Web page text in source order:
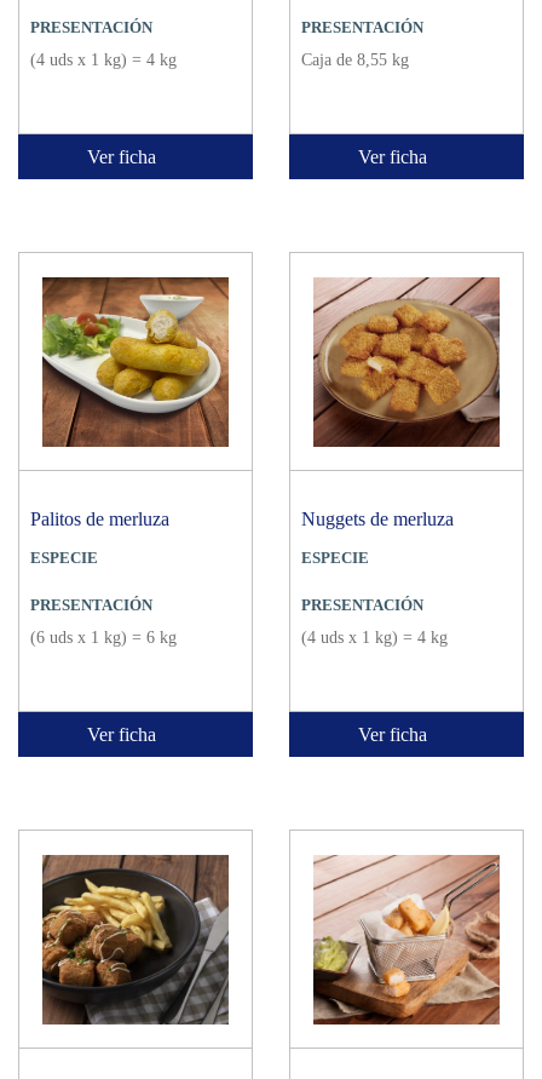
PRESENTACIÓN
(4 uds x 1 kg) = 4 kg
Ver ficha
PRESENTACIÓN
Caja de 8,55 kg
Ver ficha
Palitos de merluza
ESPECIE
PRESENTACIÓN
(6 uds x 1 kg) = 6 kg
Ver ficha
Nuggets de merluza
ESPECIE
PRESENTACIÓN
(4 uds x 1 kg) = 4 kg
Ver ficha